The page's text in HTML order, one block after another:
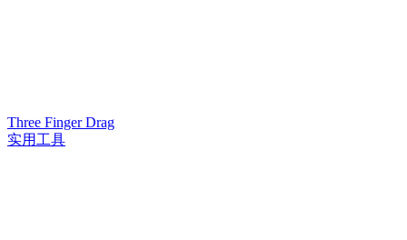
Three Finger Drag
实用工具